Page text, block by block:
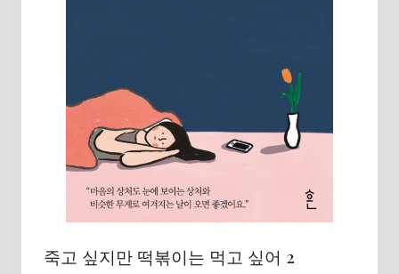
죽고 싶지만 떡볶이는 먹고 싶어 2